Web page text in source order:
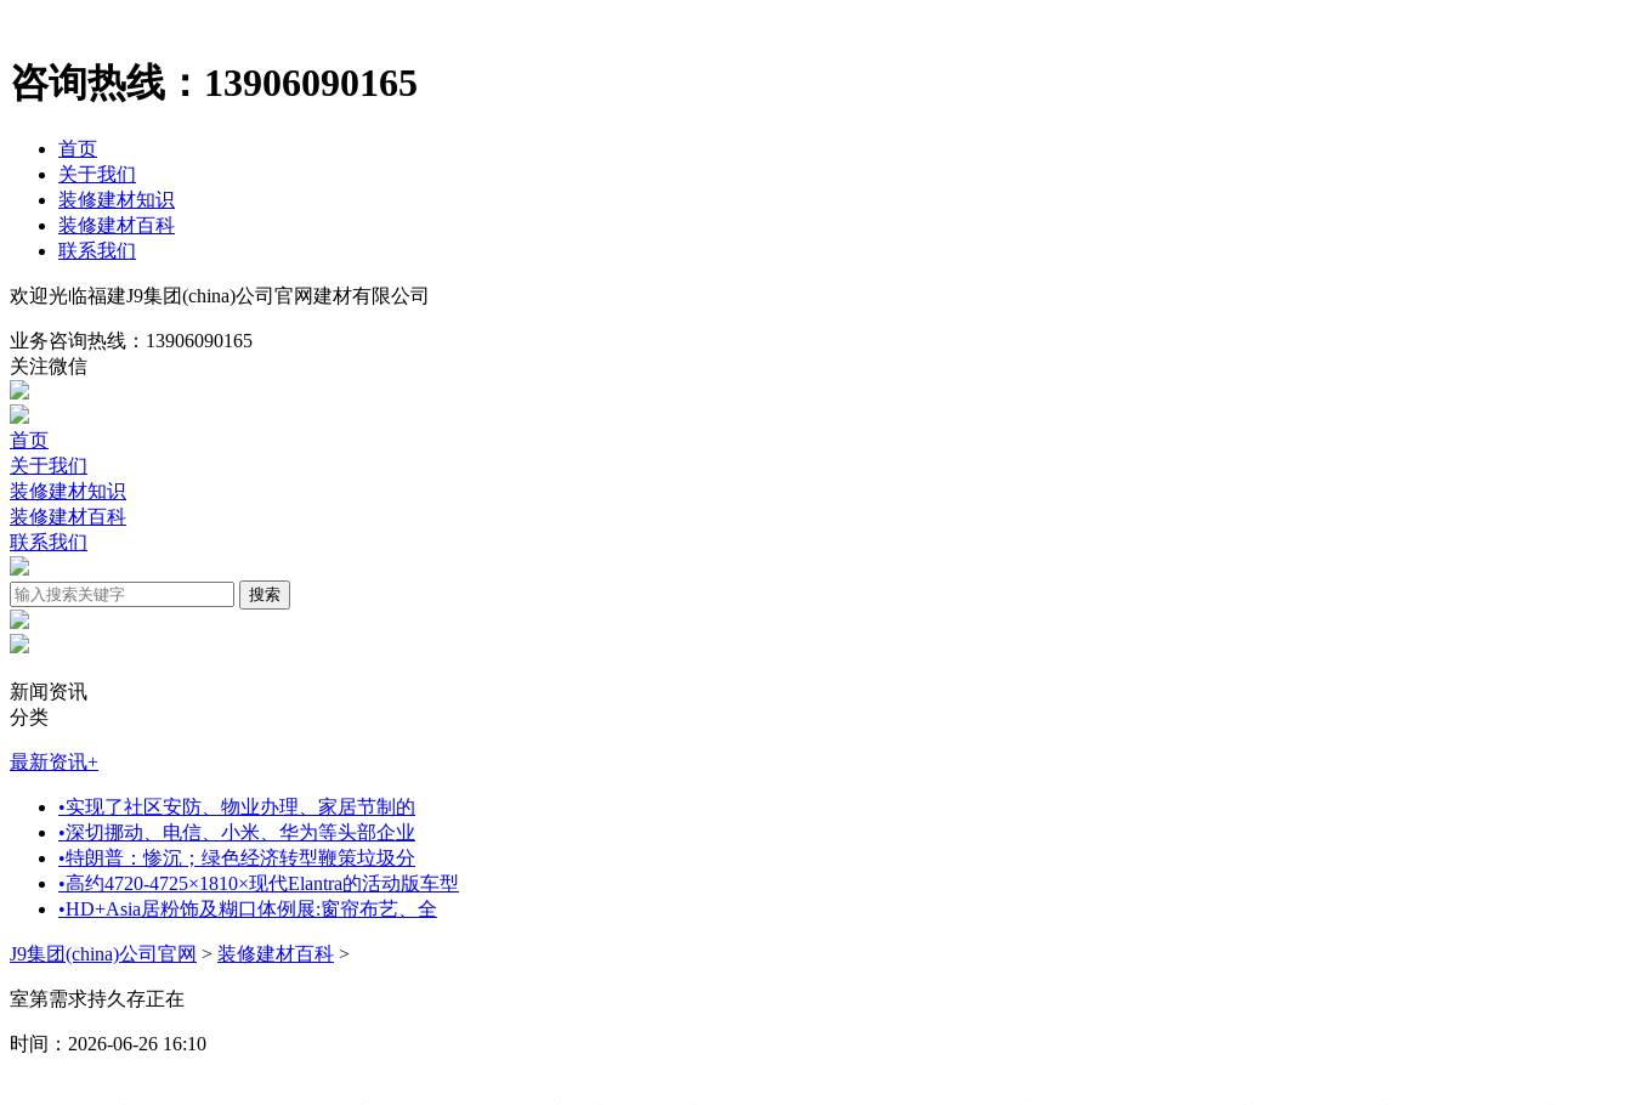
咨询热线： 13906090165
首页
关于我们
装修建材知识
装修建材百科
联系我们
欢迎光临福建J9集团(china)公司官网建材有限公司
业务咨询热线： 13906090165
关注微信
首页
关于我们
装修建材知识
装修建材百科
联系我们
新闻资讯
分类
最新资讯+
•实现了社区安防、物业办理、家居节制的
•深切挪动、电信、小米、华为等头部企业
•特朗普：惨沉；绿色经济转型鞭策垃圾分
•高约4720-4725×1810×现代Elantra的活动版车型
•HD+Asia居粉饰及糊口体例展:窗帘布艺、全
J9集团(china)公司官网 > 装修建材百科 >
室第需求持久存正在
时间：2026-06-26 16:10